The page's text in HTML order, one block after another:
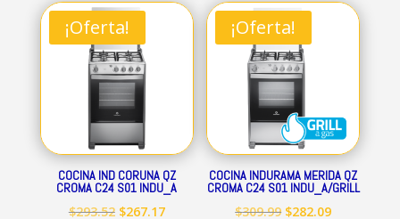
era:
$160.41.
era:
$239.32.
¡Oferta!
COCINA IND CORUNA QZ
CROMA C24 S01 INDU_A
$293.52 El
$267.17El
¡Oferta!
COCINA INDURAMA MERIDA QZ
CROMA C24 S01 INDU_A/GRILL
$309.99 El
$282.09El